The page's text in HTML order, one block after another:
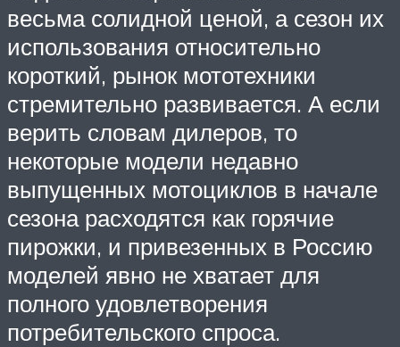
весьма солидной ценой, а сезон их
использования относительно
короткий, рынок мототехники
стремительно развивается. А если
верить словам дилеров, то
некоторые модели недавно
выпущенных мотоциклов в начале
сезона расходятся как горячие
пирожки, и привезенных в Россию
моделей явно не хватает для
полного удовлетворения
потребительского спроса.